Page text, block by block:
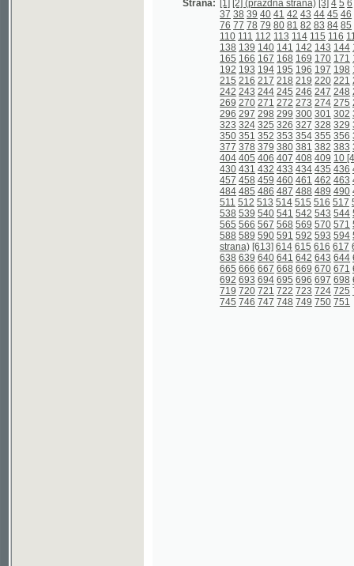
192 193 194 195 196 197 198 199 200
216 217 218 219 220 221 222 223
243 244 245 246 247 248 249 250
270 271 272 273 274 275 276 277
297 298 299 300 301 302 303 304
324 325 326 327 328 329 330 331
351 352 353 354 355 356 357 358
378 379 380 381 382 383 384 385
405 406 407 408 409 10 [410] 411
431 432 433 434 435 436 437 438
458 459 460 461 462 463 464 465
485 486 487 488 489 490 491 492
512 513 514 515 516 517 518 519
539 540 541 542 543 544 545 546
566 567 568 569 570 571 572 573
589 590 591 592 593 594 595 596
strana) [613] 614 615 616 617 618 619
639 640 641 642 643 644 645 646
666 667 668 669 670 671 672 673
693 694 695 696 697 698 699 700
720 721 722 723 724 725 726 727
746 747 748 749 750 751